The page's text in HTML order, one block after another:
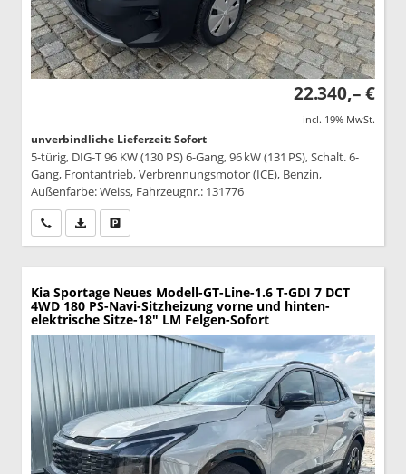
22.340,– €
incl. 19% MwSt.
unverbindliche Lieferzeit: Sofort
5-türig, DIG-T 96 KW (130 PS) 6-Gang, 96 kW (131 PS), Schalt. 6-
Gang, Frontantrieb, Verbrennungsmotor (ICE), Benzin,
Außenfarbe: Weiss, Fahrzeugnr.: 131776
Wir rufen Sie anPDF-Datei, Fahrzeugexposé drucken
Kia Sportage Neues Modell-GT-Line-1.6 T-GDI 7 DCT
4WD 180 PS-Navi-Sitzheizung vorne und hinten-
elektrische Sitze-18" LM Felgen-Sofort